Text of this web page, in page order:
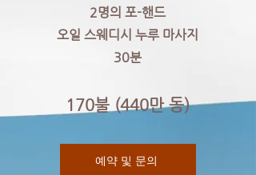
2명의 포-핸드
오일 스웨디시 누루 마사지
30분
170불 (440만 동)
예약 및 문의